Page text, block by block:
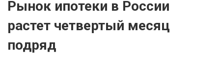
Рынок ипотеки в России
растет четвертый месяц
подряд